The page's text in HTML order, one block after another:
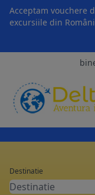
Acceptam vouchere
excursiile din
Destinatie